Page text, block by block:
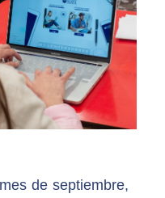
de septiembre,